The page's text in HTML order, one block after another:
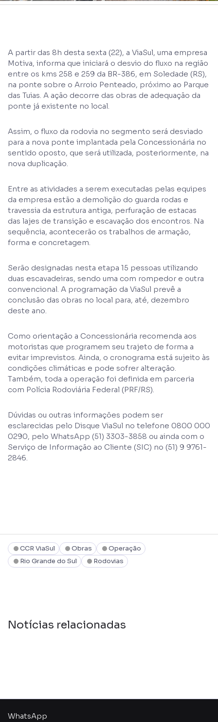
A partir das 8h desta sexta (22), a ViaSul, uma empresa
Motiva, informa que iniciará o desvio do fluxo na região
entre os kms 258 e 259 da BR-386, em Soledade (RS),
na ponte sobre o Arroio Penteado, próximo ao Parque
das Tuias. A ação decorre das obras de adequação da
ponte já existente no local.
Assim, o fluxo da rodovia no segmento será desviado
para a nova ponte implantada pela Concessionária no
sentido oposto, que será utilizada, posteriormente, na
nova duplicação.
Entre as atividades a serem executadas pelas equipes
da empresa estão a demolição do guarda rodas e
travessia da estrutura antiga, perfuração de estacas
das lajes de transição e escavação dos encontros. Na
sequência, acontecerão os trabalhos de armação,
forma e concretagem.
Serão designadas nesta etapa 15 pessoas utilizando
duas escavadeiras, sendo uma com rompedor e outra
convencional. A programação da ViaSul prevê a
conclusão das obras no local para, até, dezembro
deste ano.
Como orientação a Concessionária recomenda aos
motoristas que programem seu trajeto de forma a
evitar imprevistos. Ainda, o cronograma está sujeito às
condições climáticas e pode sofrer alteração.
Também, toda a operação foi definida em parceria
com Polícia Rodoviária Federal (PRF/RS).
Dúvidas ou outras informações podem ser
esclarecidas pelo Disque ViaSul no telefone 0800 000
0290, pelo WhatsApp (51) 3303-3858 ou ainda com o
Serviço de Informação ao Cliente (SIC) no (51) 9 9761-
2846.
CCR ViaSul Obras
Operação
Rio Grande do Sul
Rodovias
Notícias relacionadas
WhatsApp